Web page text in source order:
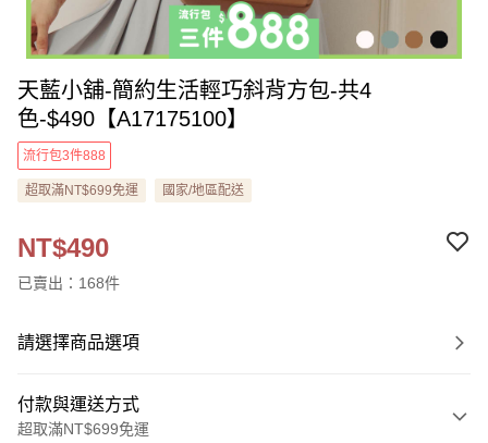
天藍小舖-簡約生活輕巧斜背方包-共4
色-$490【A17175100】
流行包3件888
超取滿NT$699免運 國家/地區配送
NT$490
已賣出：168件
請選擇商品選項
付款與運送方式
超取滿NT$699免運